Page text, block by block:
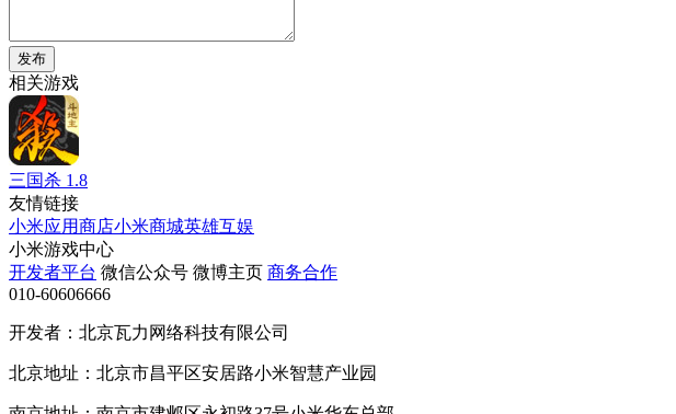
发布
相关游戏
三国杀 1.8
友情链接
小米应用商店小米商城英雄互娱
小米游戏中心
开发者平台 微信公众号 微博主页 商务合作
010-60606666
开发者：北京瓦力网络科技有限公司
北京地址：北京市昌平区安居路小米智慧产业园